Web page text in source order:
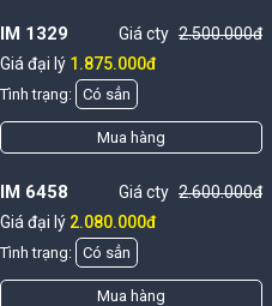
IM 1329 Giá cty 2.500.000đ
Giá đại lý 1.875.000đ
Tình trạng: Có sẳn
Mua hàng
IM 6458 Giá cty 2.600.000đ
Giá đại lý 2.080.000đ
Tình trạng: Có sẳn
Mua hàng